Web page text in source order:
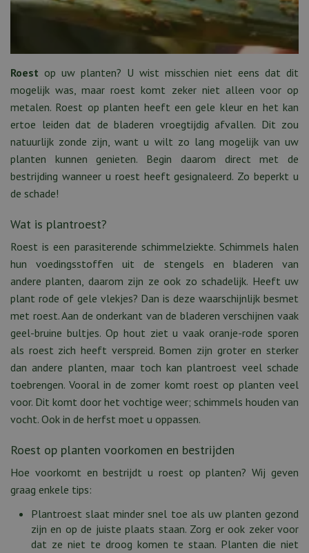
Roest op uw planten? U wist misschien niet eens dat dit
mogelijk was, maar roest komt zeker niet alleen voor op
metalen. Roest op planten heeft een gele kleur en het kan
ertoe leiden dat de bladeren vroegtijdig afvallen. Dit zou
natuurlijk zonde zijn, want u wilt zo lang mogelijk van uw
planten kunnen genieten. Begin daarom direct met de
bestrijding wanneer u roest heeft gesignaleerd. Zo beperkt u
de schade!
Wat is plantroest?
Roest is een parasiterende schimmelziekte. Schimmels halen
hun voedingsstoffen uit de stengels en bladeren van
andere planten, daarom zijn ze ook zo schadelijk. Heeft uw
plant rode of gele vlekjes? Dan is deze waarschijnlijk besmet
met roest. Aan de onderkant van de bladeren verschijnen vaak
geel-bruine bultjes. Op hout ziet u vaak oranje-rode sporen
als roest zich heeft verspreid. Bomen zijn groter en sterker
dan andere planten, maar toch kan plantroest veel schade
toebrengen. Vooral in de zomer komt roest op planten veel
voor. Dit komt door het vochtige weer; schimmels houden van
vocht. Ook in de herfst moet u oppassen.
Roest op planten voorkomen en bestrijden
Hoe voorkomt en bestrijdt u roest op planten? Wij geven
graag enkele tips:
Plantroest slaat minder snel toe als uw planten gezond
zijn en op de juiste plaats staan. Zorg er ook zeker voor
dat ze niet te droog komen te staan. Planten die niet